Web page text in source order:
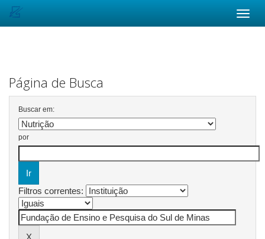
Página de Busca
Buscar em:
por
Filtros correntes: